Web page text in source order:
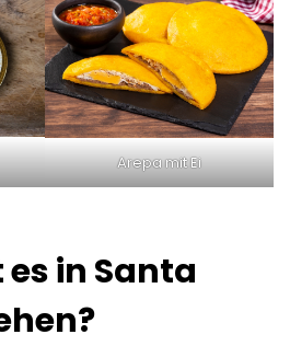
Arepa mit Ei
in Santa